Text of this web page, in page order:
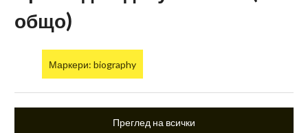
общо)
Маркери: biography
Преглед на всички